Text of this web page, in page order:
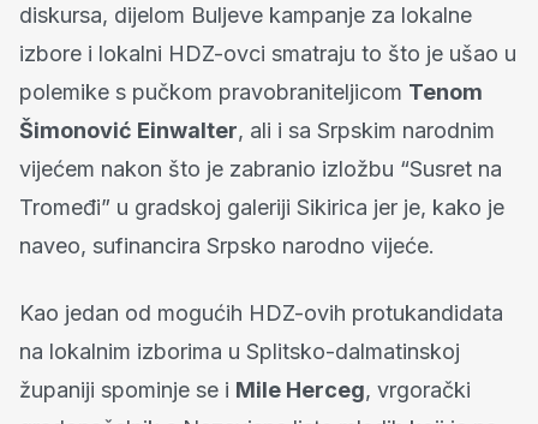
diskursa, dijelom Buljeve kampanje za lokalne
izbore i lokalni HDZ-ovci smatraju to što je ušao u
polemike s pučkom pravobraniteljicom Tenom
Šimonović Einwalter, ali i sa Srpskim narodnim
vijećem nakon što je zabranio izložbu “Susret na
Tromeđi” u gradskoj galeriji Sikirica jer je, kako je
naveo, sufinancira Srpsko narodno vijeće.
Kao jedan od mogućih HDZ-ovih protukandidata
na lokalnim izborima u Splitsko-dalmatinskoj
županiji spominje se i Mile Herceg, vrgorački